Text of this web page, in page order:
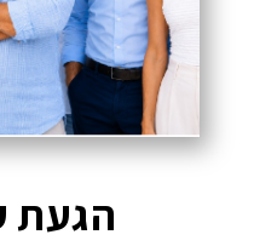
הגעת